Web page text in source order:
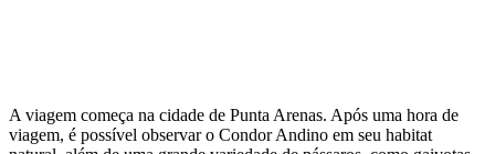
A viagem começa na cidade de Punta Arenas. Após uma hora de
viagem, é possível observar o Condor Andino em seu habitat